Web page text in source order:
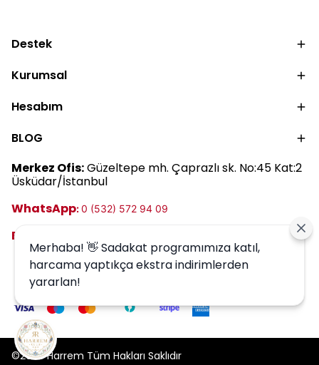
Destek
Kurumsal
Hesabım
BLOG
Merkez Ofis:Güzeltepe mh. Çaprazlı sk. No:45 Kat:2
Üsküdar/İstanbul
WhatsApp:0 (532) 572 94 09
E-posta:
©2026 Harrem Tüm Hakları Saklıdır
Merhaba! 👋 Sadakat programımıza katıl,
harcama yaptıkça ekstra indirimlerden
yararlan!